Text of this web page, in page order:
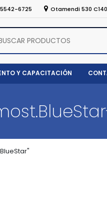
6725 Otamendi 530
Y CAPACITACIÓN